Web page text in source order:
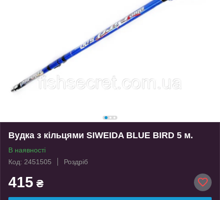
Вудка з кільцями SIWEIDA BLUE BIRD 5 м.
В наявності
Код: 2451505
Роздріб
415 ₴